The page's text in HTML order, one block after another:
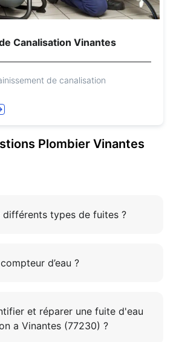
Canalisation Vinantes
de canalisation
Plombier Vinantes
différents types de fuites ?
d’eau ?
et réparer une fuite d'eau
a Vinantes (77230) ?